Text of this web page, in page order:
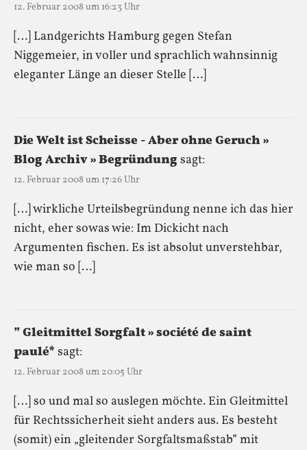
12. Februar 2008 um 16:23 Uhr
[…] Landgerichts Hamburg gegen Stefan
Niggemeier, in voller und sprachlich wahnsinnig
eleganter Länge an dieser Stelle […]
Die Welt ist Scheisse - Aber ohne Geruch »
Blog Archiv » Begründungsagt:
12. Februar 2008 um 17:26 Uhr
[…] wirkliche Urteilsbegründung nenne ich das hier
nicht, eher sowas wie: Im Dickicht nach
Argumenten fischen. Es ist absolut unverstehbar,
wie man so […]
” Gleitmittel Sorgfalt » société de saint
paulé* sagt:
12. Februar 2008 um 20:05 Uhr
[…] so und mal so auslegen möchte. Ein Gleitmittel
für Rechtssicherheit sieht anders aus. Es besteht
(somit) ein „gleitender Sorgfaltsmaßstab” mit